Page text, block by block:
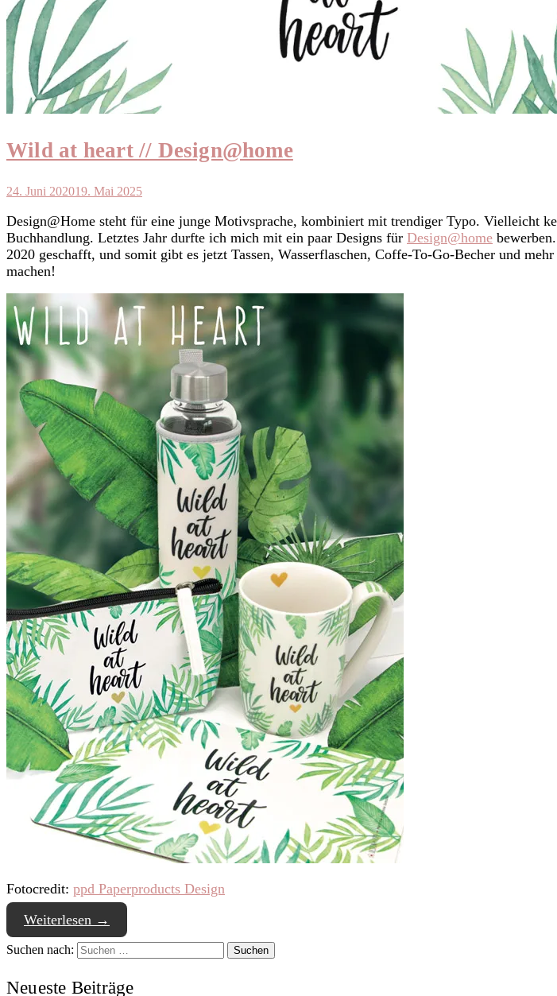
Wild at heart // Design@home
24. Juni 202019. Mai 2025
Design@Home steht für eine junge Motivsprache, kombiniert mit trendiger Typo. Vielleicht
Buchhandlung. Letztes Jahr durfte ich mich mit ein paar Designs für Design@home
2020 geschafft, und somit gibt es jetzt Tassen, Wasserflaschen, Coffe-To-Go-Becher und
machen!
Fotocredit: ppd Paperproducts Design
Weiterlesen →
Suchen nach:
Neueste Beiträge